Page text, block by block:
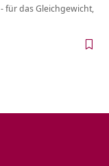
für das Gleichgewicht,